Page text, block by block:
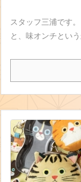
スタッフ三浦です
と、味オンチとい